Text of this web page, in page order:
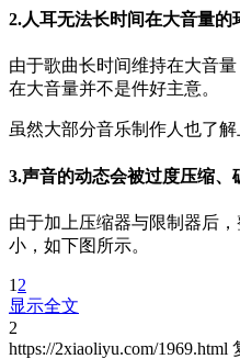
2.人耳无法长时间在大音量的
由于歌曲长时间维持在大音
在大音量并不是件好主意。
虽然大部分音乐制作人也了
3.声音的动态会被过度压缩、
由于加上压缩器与限制器后
小，如下图所示。
1 2
显示全文
2
https://2xiaoliyu.com/1969.html